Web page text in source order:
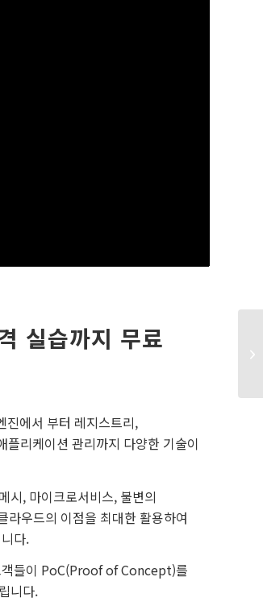
실습까지 무료
진에서 부터 레지스트리,
리케이션 관리까지 다양한 기술이
시, 마이크로서비스, 불변의
라우드의 이점을 최대한 활용하여
다.
객들이 PoC(Proof of Concept)를
니다.